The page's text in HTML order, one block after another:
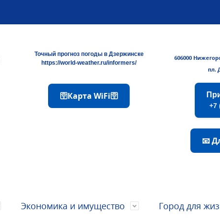
Точный прогноз погоды в Дзержинске
https://world-weather.ru/informers/
🛜Карта WiFi🛜
606000
пл.
+7
📧
Экономика и имущество Город для